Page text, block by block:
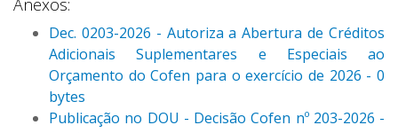
Anexos:
Dec. 0203-2026 - Autoriza a Abertura de Créditos
Adicionais Suplementares e Especiais ao
Orçamento do Cofen para o exercício de 2026 - 0
bytes
Publicação no DOU - Decisão Cofen nº 203-2026 -